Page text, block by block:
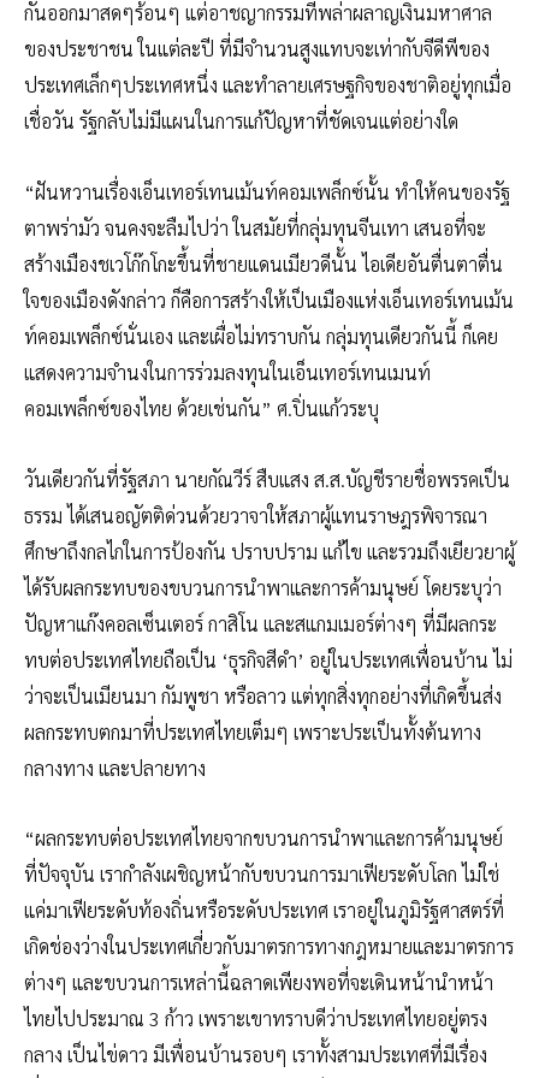
กันออกมาสดๆร้อนๆ แต่อาชญากรรมที่พล่าผลาญเงินมหาศาล
ของประชาชน ในแต่ละปี ที่มีจำนวนสูงแทบจะเท่ากับจีดีพีของ
ประเทศเล็กๆประเทศหนึ่ง และทำลายเศรษฐกิจของชาติอยู่ทุกเมื่อ
เชื่อวัน รัฐกลับไม่มีแผนในการแก้ปัญหาที่ชัดเจนแต่อย่างใด
“ฝันหวานเรื่องเอ็นเทอร์เทนเม้นท์คอมเพล็กซ์นั้น ทำให้คนของรัฐ
ตาพร่ามัว จนคงจะลืมไปว่า ในสมัยที่กลุ่มทุนจีนเทา เสนอที่จะ
สร้างเมืองชเวโก๊กโกะขึ้นที่ชายแดนเมียวดีนั้น ไอเดียอันตื่นตาตื่น
ใจของเมืองดังกล่าว ก็คือการสร้างให้เป็นเมืองแห่งเอ็นเทอร์เทนเม้น
ท์คอมเพล็กซ์นั่นเอง และเผื่อไม่ทราบกัน กลุ่มทุนเดียวกันนี้ ก็เคย
แสดงความจำนงในการร่วมลงทุนในเอ็นเทอร์เทนเมนท์
คอมเพล็กซ์ของไทย ด้วยเช่นกัน” ศ.ปิ่นแก้วระบุ
วันเดียวกันที่รัฐสภา นายกัณวีร์ สืบแสง ส.ส.บัญชีรายชื่อพรรคเป็น
ธรรม ได้เสนอญัตติด่วนด้วยวาจาให้สภาผู้แทนราษฎรพิจารณา
ศึกษาถึงกลไกในการป้องกัน ปราบปราม แก้ไข และรวมถึงเยียวยาผู้
ได้รับผลกระทบของขบวนการนำพาและการค้ามนุษย์ โดยระบุว่า
ปัญหาแก๊งคอลเซ็นเตอร์ กาสิโน และสแกมเมอร์ต่างๆ ที่มีผลกระ
ทบต่อประเทศไทยถือเป็น ‘ธุรกิจสีดำ’ อยู่ในประเทศเพื่อนบ้าน ไม่
ว่าจะเป็นเมียนมา กัมพูชา หรือลาว แต่ทุกสิ่งทุกอย่างที่เกิดขึ้นส่ง
ผลกระทบตกมาที่ประเทศไทยเต็มๆ เพราะประเป็นทั้งต้นทาง
กลางทาง และปลายทาง
“ผลกระทบต่อประเทศไทยจากขบวนการนำพาและการค้ามนุษย์
ที่ปัจจุบัน เรากำลังเผชิญหน้ากับขบวนการมาเฟียระดับโลก ไม่ใช่
แค่มาเฟียระดับท้องถิ่นหรือระดับประเทศ เราอยู่ในภูมิรัฐศาสตร์ที่
เกิดช่องว่างในประเทศเกี่ยวกับมาตรการทางกฎหมายและมาตรการ
ต่างๆ และขบวนการเหล่านี้ฉลาดเพียงพอที่จะเดินหน้านำหน้า
ไทยไปประมาณ 3 ก้าว เพราะเขาทราบดีว่าประเทศไทยอยู่ตรง
กลาง เป็นไข่ดาว มีเพื่อนบ้านรอบๆ เราทั้งสามประเทศที่มีเรื่อง